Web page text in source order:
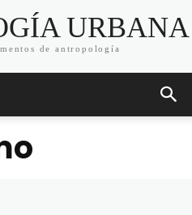
URBANA
de antropología